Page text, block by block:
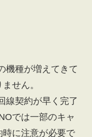
機種が増えてきて
せん。
線契約が早く完了
では一部のキャ
時に注意が必要で